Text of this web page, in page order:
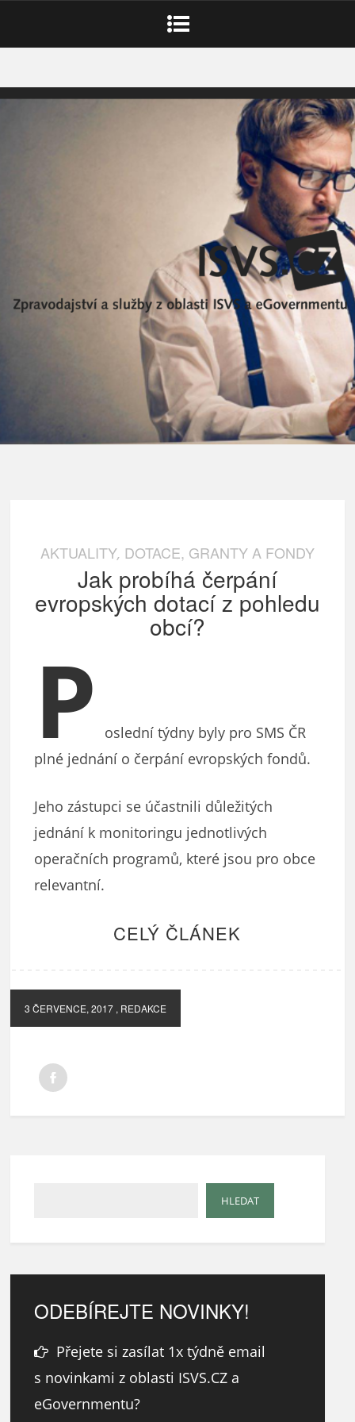
AKTUALITY, DOTACE, GRANTY A FONDY
Jak probíhá čerpání
evropských dotací z pohledu
obcí?
P
oslední týdny byly pro SMS ČR
plné jednání o čerpání evropských fondů.
Jeho zástupci se účastnili důležitých
jednání k monitoringu jednotlivých
operačních programů, které jsou pro obce
relevantní.
CELÝ ČLÁNEK
3 ČERVENCE, 2017 , REDAKCE
ODEBÍREJTE NOVINKY!
Přejete si zasílat 1x týdně email
s novinkami z oblasti ISVS.CZ a
eGovernmentu?